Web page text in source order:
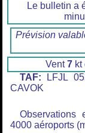
Le bulletin a
Prévision
Vent7 kt
TAF: LFJL
CAVOK
Observations
4000 aéroports